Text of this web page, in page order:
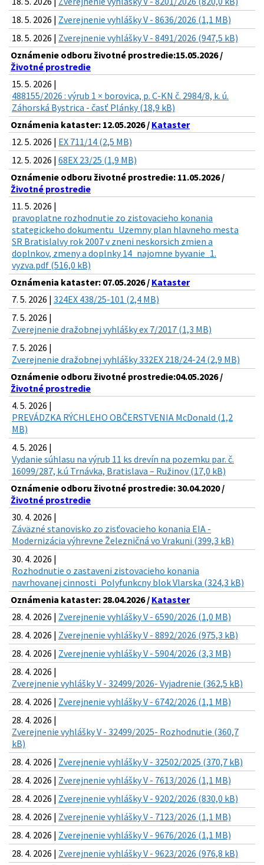
18. 5. 2026 | Zverejnenie vyhlášky V - 8636/2026 (1,1 MB)
18. 5. 2026 | Zverejnenie vyhlášky V - 8491/2026 (947,5 kB)
Oznámenie odboru životné prostredie:15.05.2026 /
Životné prostredie
15. 5. 2026 |
488155/2026 : výrub 1 × borovica, p. C-KN č. 2984/8, k. ú.
Záhorská Bystrica - časť Plánky (18,9 kB)
Oznámenia kataster: 12.05.2026 / Kataster
12. 5. 2026 | EX 711/14 (2,5 MB)
12. 5. 2026 | 68EX 23/25 (1,9 MB)
Oznámenie odboru životné prostredie: 11.05.2026 /
Životné prostredie
11. 5. 2026 |
pravoplatne rozhodnutie zo zistovacieho konania
stategickeho dokumentu_Uzemny plan hlavneho mesta
SR Bratislalvy rok 2007 v zneni neskorsich zmien a
doplnkov, zmeny a doplnky 14_najomne byvanie_1.
vyzva.pdf (516,0 kB)
Oznámenia kataster: 07.05.2026 / Kataster
7. 5. 2026 | 324EX 438/25-101 (2,4 MB)
7. 5. 2026 |
Zverejnenie dražobnej vyhlášky ex 7/2017 (1,3 MB)
7. 5. 2026 |
Zverejnenie dražobnej vyhlášky 332EX 218/24-24 (2,9 MB)
Oznámenie odboru životné prostredie:04.05.2026 /
Životné prostredie
4. 5. 2026 |
PREVÁDZKA RÝCHLEHO OBČERSTVENIA McDonald (1,2
MB)
4. 5. 2026 |
Vydanie súhlasu na výrub 11 ks drevín na pozemku par. č.
16099/287, k.ú Trnávka, Bratislava – Ružinov (17,0 kB)
Oznámenie odboru životné prostredie: 30.04.2020 /
Životné prostredie
30. 4. 2026 |
Záväzné stanovisko zo zisťovacieho konania EIA -
Modernizácia výhrevne Železničná vo Vrakuni (399,3 kB)
30. 4. 2026 |
Rozhodnutie o zastaveni zistovacieho konania
navrhovanej cinnosti_Polyfunkcny blok Vlarska (324,3 kB)
Oznámenia kataster: 28.04.2026 / Kataster
28. 4. 2026 | Zverejnenie vyhlášky V - 6590/2026 (1,0 MB)
28. 4. 2026 | Zverejnenie vyhlášky V - 8892/2026 (975,3 kB)
28. 4. 2026 | Zverejnenie vyhlášky V - 5904/2026 (3,3 MB)
28. 4. 2026 |
Zverejnenie vyhlášky V - 32499/2026- Vyjadrenie (362,5 kB)
28. 4. 2026 | Zverejnenie vyhlášky V - 6742/2026 (1,1 MB)
28. 4. 2026 |
Zverejnenie vyhlášky V - 32499/2025- Rozhodnutie (360,7
kB)
28. 4. 2026 | Zverejnenie vyhlášky V - 32502/2025 (370,7 kB)
28. 4. 2026 | Zverejnenie vyhlášky V - 7613/2026 (1,1 MB)
28. 4. 2026 | Zverejnenie vyhlášky V - 9202/2026 (830,0 kB)
28. 4. 2026 | Zverejnenie vyhlášky V - 7123/2026 (1,1 MB)
28. 4. 2026 | Zverejnenie vyhlášky V - 9676/2026 (1,1 MB)
28. 4. 2026 | Zverejnenie vyhlášky V - 9623/2026 (976,8 kB)